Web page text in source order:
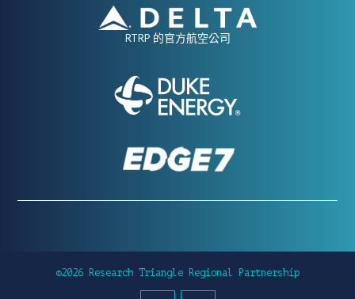
RTRP 的官方航空公司
©2026 Research Triangle Regional Partnership